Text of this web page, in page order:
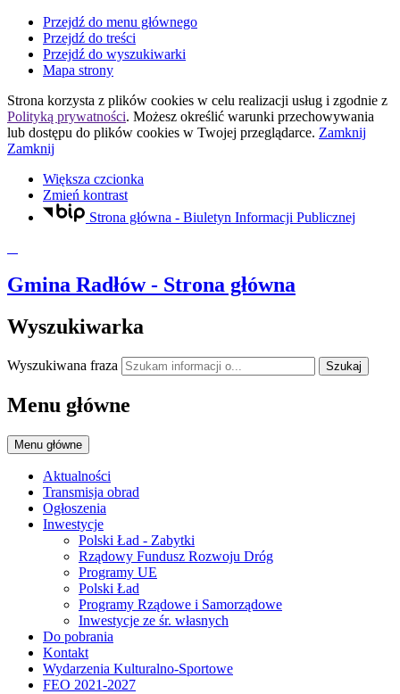
Przejdź do menu głównego
Przejdź do treści
Przejdź do wyszukiwarki
Mapa strony
Strona korzysta z plików cookies w celu realizacji usług i zgodnie z
Polityką prywatności. Możesz określić warunki przechowywania
lub dostępu do plików cookies w Twojej przeglądarce. Zamknij
Zamknij
Większa czcionka
Zmień kontrast
Strona główna - Biuletyn Informacji Publicznej
Gmina Radłów- Strona główna
Wyszukiwarka
Wyszukiwana fraza Szukaj
Menu główne
Menu główne
Aktualności
Transmisja obrad
Ogłoszenia
Inwestycje
Polski Ład - Zabytki
Rządowy Fundusz Rozwoju Dróg
Programy UE
Polski Ład
Programy Rządowe i Samorządowe
Inwestycje ze śr. własnych
Do pobrania
Kontakt
Wydarzenia Kulturalno-Sportowe
FEO 2021-2027